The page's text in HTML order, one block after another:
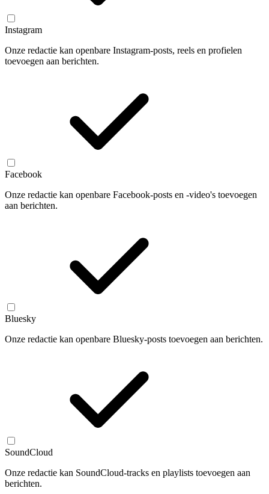
Instagram
Onze redactie kan openbare Instagram-posts, reels en profielen
toevoegen aan berichten.
Facebook
Onze redactie kan openbare Facebook-posts en -video's toevoegen
aan berichten.
Bluesky
Onze redactie kan openbare Bluesky-posts toevoegen aan berichten.
SoundCloud
Onze redactie kan SoundCloud-tracks en playlists toevoegen aan
berichten.